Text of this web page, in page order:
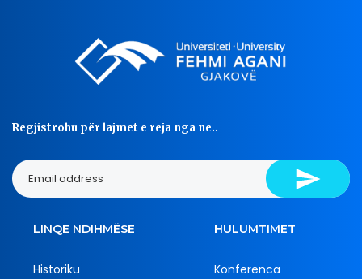
Regjistrohu për lajmet e reja nga ne..
LINQE NDIHMËSE
Historiku
HULUMTIMET
Konferenca